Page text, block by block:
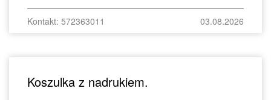
Kontakt: 572363011 03.08.2026
Koszulka z nadrukiem.